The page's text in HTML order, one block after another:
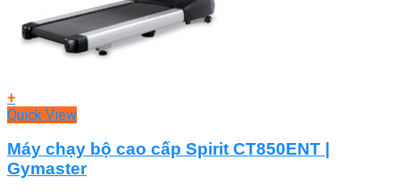
+
Quick View
Máy chạy bộ cao cấp Spirit CT850ENT |
Gymaster